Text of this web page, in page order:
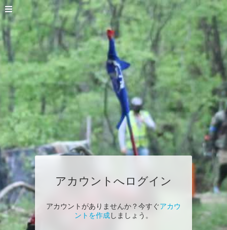
アカウントへログイン
アカウントがありませんか？今すぐアカウ
ントを作成しましょう。